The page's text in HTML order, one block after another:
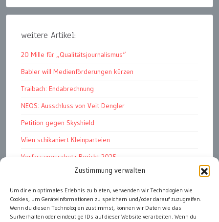
Zustimmung verwalten
Um dir ein optimales Erlebnis zu bieten, verwenden wir Technologien wie
Cookies, um Geräteinformationen zu speichern und/oder darauf zuzugreifen.
Wenn du diesen Technologien zustimmst, können wir Daten wie das
Surfverhalten oder eindeutige IDs auf dieser Website verarbeiten. Wenn du
weitere Artikel:
20 Mille für „Qualitätsjournalismus“
Babler will Medienförderungen kürzen
Traibach: Endabrechnung
NEOS: Ausschluss von Veit Dengler
Petition gegen Skyshield
Wien schikaniert Kleinparteien
Verfassungsschutz-Bericht 2025
Ziel: endloser Krieg
110 statt 90 Mille Medienförderung
Strafen für „Integrations-Verweigerer“